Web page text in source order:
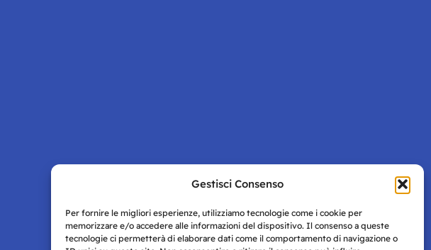
Gestisci Consenso
Per fornire le migliori esperienze, utilizziamo tecnologie come i cookie per
memorizzare e/o accedere alle informazioni del dispositivo. Il consenso a queste
tecnologie ci permetterà di elaborare dati come il comportamento di navigazione o